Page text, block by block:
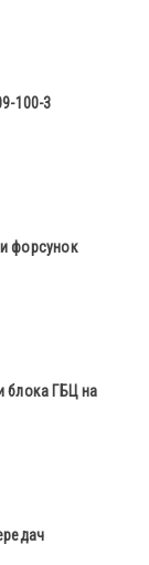
100-3
форсунок
блока ГБЦ на